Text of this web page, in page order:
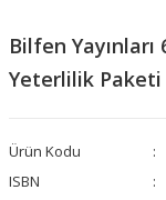
Bilfen
Yeterlilik Paketi
Ürün Kodu
ISBN